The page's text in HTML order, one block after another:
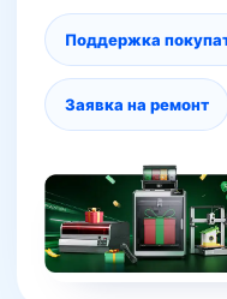
Поддержка
Заявка на ремонт